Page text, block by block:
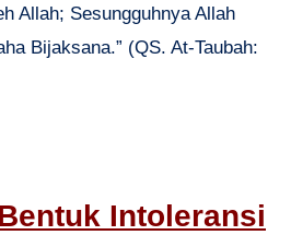
Allah; Sesungguhnya Allah
Bijaksana.” (QS. At-Taubah:
Intoleransi